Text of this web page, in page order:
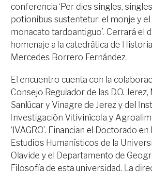
conferencia ‘Per dies singles,
potionibus sustentetur: el monje y el
monacato tardoantiguo’. Cerrará el
homenaje a la catedrática de
Mercedes Borrero Fernández.
El encuentro cuenta con la
Consejo Regulador de las D.O. Jerez,
Sanlúcar y Vinagre de Jerez y del
Investigación Vitivinícola y
‘IVAGRO’. Financian el Doctorado
Estudios Humanísticos de la
Olavide y el Departamento de
Filosofía de esta universidad. La